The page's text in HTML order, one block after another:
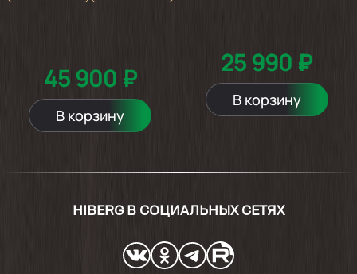
45 900 ₽
В корзину
25 990 ₽
В корзину
HIBERG В СОЦИАЛЬНЫХ СЕТЯХ